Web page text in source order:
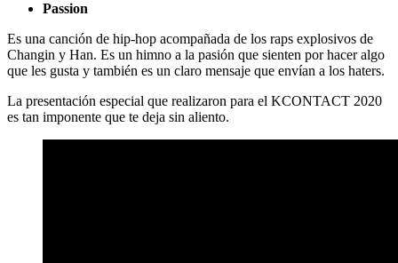
Passion
Es una canción de hip-hop acompañada de los raps explosivos de
Changin y Han. Es un himno a la pasión que sienten por hacer algo
que les gusta y también es un claro mensaje que envían a los haters.
La presentación especial que realizaron para el KCONTACT 2020
es tan imponente que te deja sin aliento.